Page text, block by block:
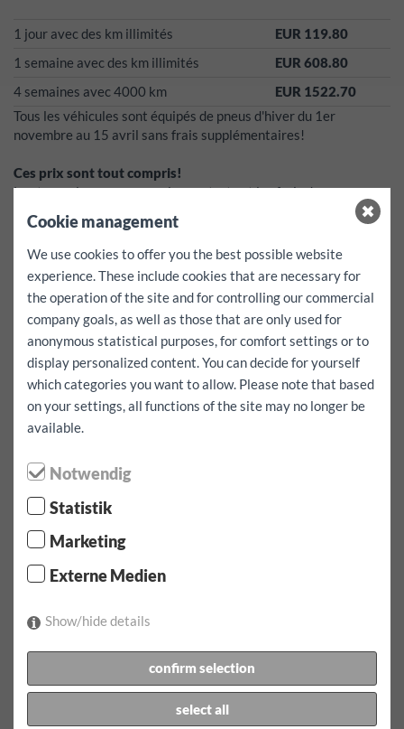
1 jour avec des km illimités
EUR 119.80
1 semaine avec des km illimités
EUR 608.80
4 semaines avec 4000 km
EUR 1522.70
Tous les véhicules sont équipés de pneus d'hiver du 1er
novembre au 15 avril sans frais supplémentaires!
Ces prix sont tout compris!
Les taxes, les assurances, les contrats et les frais de pneus
Kilomètres supplémentaires pour ce véhicule EUR 0.50
dépôt:1000EUR
déductible par cas de dommage 1000 EUR
Services gratuits:Système de navigation, sièges enfants et
sangles de fixation - ne peuvent être réservés qu'en fonction de
la disponibilité et par accord préalable.
La disponibilité ne peut pas être garantie!
Sélectionnez la période de location /
Date de prise en charge:
Date de retour:
Heure de retour:
Cookie management
We use cookies to offer you the best possible website
experience. These include cookies that are necessary for
the operation of the site and for controlling our commercial
company goals, as well as those that are only used for
anonymous statistical purposes, for comfort settings or to
display personalized content. You can decide for yourself
which categories you want to allow. Please note that based
on your settings, all functions of the site may no longer be
available.
Notwendig
Statistik
Marketing
Externe Medien
Show/hide details
confirm selection
select all